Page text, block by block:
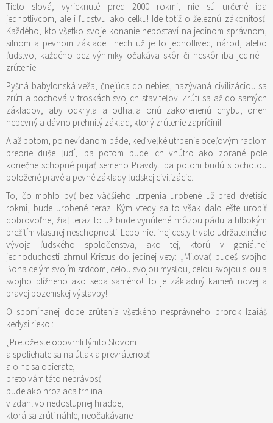
Tieto slová, vyrieknuté pred 2000 rokmi, nie sú určené iba
jednotlivcom, ale i ľudstvu ako celku! Ide totiž o železnú zákonitosť!
Každého, kto všetko svoje konanie nepostaví na jedinom správnom,
silnom a pevnom základe…nech už je to jednotlivec, národ, alebo
ľudstvo, každého bez výnimky očakáva skôr či neskôr iba jediné –
zrútenie!
Pyšná babylonská veža, čnejúca do nebies, nazývaná civilizáciou sa
zrúti a pochová v troskách svojich staviteľov. Zrúti sa až do samých
základov, aby odkryla a odhalia onú zakorenenú chybu, onen
nepevný a dávno prehnitý základ, ktorý zrútenie zapríčinil.
A až potom, po nevídanom páde, keď veľké utrpenie oceľovým radlom
preorie duše ľudí, iba potom bude ich vnútro ako zorané pole
konečne schopné prijať semeno Pravdy. Iba potom budú s ochotou
položené pravé a pevné základy ľudskej civilizácie.
To, čo mohlo byť bez väčšieho utrpenia urobené už pred dvetisíc
rokmi, bude urobené teraz. Kým vtedy sa to však dalo ešte urobiť
dobrovoľne, žiaľ teraz to už bude vynútené hrôzou pádu a hlbokým
prežitím vlastnej neschopnosti! Lebo niet inej cesty trvalo udržateľného
vývoja ľudského spoločenstva, ako tej, ktorú v geniálnej
jednoduchosti zhrnul Kristus do jedinej vety: „Milovať budeš svojho
Boha celým svojím srdcom, celou svojou mysľou, celou svojou silou a
svojho blížneho ako seba samého! To je základný kameň novej a
pravej pozemskej výstavby!
O spomínanej dobe zrútenia všetkého nesprávneho prorok Izaiáš
kedysi riekol:
„Pretože ste opovrhli týmto Slovom
a spoliehate sa na útlak a prevrátenosť
a o ne sa opierate,
preto vám táto neprávosť
bude ako hroziaca trhlina
v zdanlivo nedostupnej hradbe,
ktorá sa zrúti náhle, neočakávane